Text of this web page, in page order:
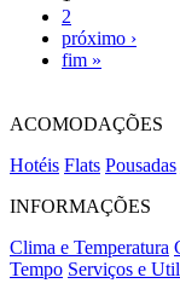
2
próximo ›
fim »
ACOMODAÇÕES
Hotéis Flats Pousadas
INFORMAÇÕES
Clima e Temperatura
Tempo Serviços e